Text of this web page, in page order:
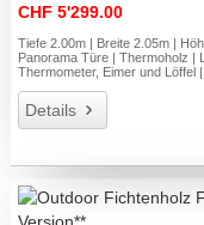
CHF 5'299.00
Tiefe 2.00m | Breite 2.05m |
Panorama Türe | Thermoholz |
Thermometer, Eimer und Löffel |
Details